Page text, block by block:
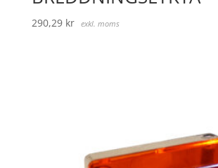
290,29 kr exkl. moms